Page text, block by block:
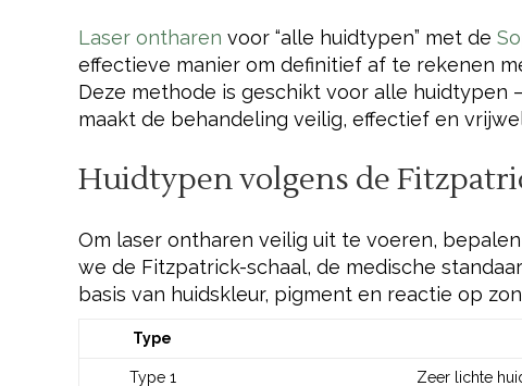
Laser ontharen voor “alle huidtypen” met de
effectieve manier om definitief af te rekenen
Deze methode is geschikt voor alle huidtypen
maakt de behandeling veilig, effectief en
Huidtypen volgens de
Om laser ontharen veilig uit te voeren,
we de Fitzpatrick-schaal, de medische
basis van huidskleur, pigment en reactie op
Type
Type 1 Zeer lichte